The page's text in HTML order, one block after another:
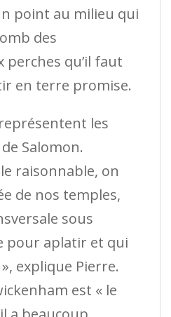
point au milieu qui
des
perches qu’il faut
en terre promise.
les
Salomon.
raisonnable, on
de nos temples,
sous
pour aplatir et qui
explique Pierre.
est « le